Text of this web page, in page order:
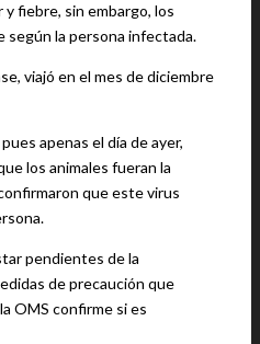
sin embargo, los
según la persona infectada.
viajó en el mes de diciembre
apenas el día de ayer,
los animales fueran la
que este virus
pendientes de la
de precaución que
OMS confirme si es